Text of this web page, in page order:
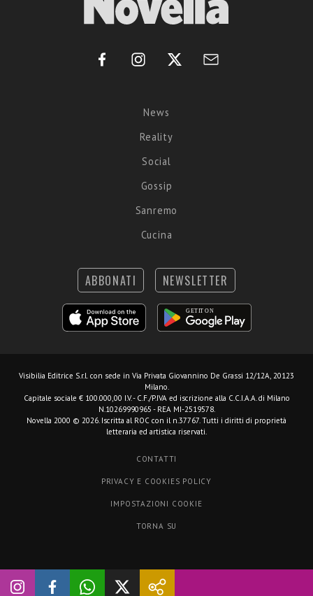
News
Reality
Social
Gossip
Sanremo
Cucina
ABBONATI NEWSLETTER
Visibilia Editrice S.r.l. con sede in Via Privata Giovannino De Grassi 12/12A, 20123
Milano.
Capitale sociale € 100.000,00 I.V. - C.F./P.IVA ed iscrizione alla C.C.I.A.A. di Milano
N.10269990965 - REA MI-2519578.
Novella 2000 © 2026. Iscritta al ROC con il n.37767. Tutti i diritti di proprietà
letteraria ed artistica riservati.
CONTATTI
PRIVACY E COOKIES POLICY
IMPOSTAZIONI COOKIE
TORNA SU